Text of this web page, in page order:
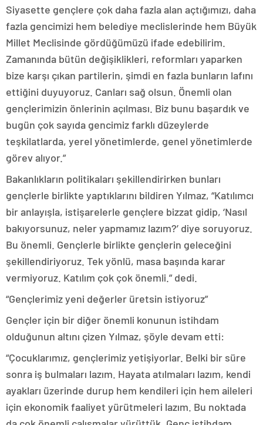
Siyasette gençlere çok daha fazla alan açtığımızı, daha
fazla gencimizi hem belediye meclislerinde hem Büyük
Millet Meclisinde gördüğümüzü ifade edebilirim.
Zamanında bütün değişiklikleri, reformları yaparken
bize karşı çıkan partilerin, şimdi en fazla bunların lafını
ettiğini duyuyoruz. Canları sağ olsun. Önemli olan
gençlerimizin önlerinin açılması. Biz bunu başardık ve
bugün çok sayıda gencimiz farklı düzeylerde
teşkilatlarda, yerel yönetimlerde, genel yönetimlerde
görev alıyor.”
Bakanlıkların politikaları şekillendirirken bunları
gençlerle birlikte yaptıklarını bildiren Yılmaz, “Katılımcı
bir anlayışla, istişarelerle gençlere bizzat gidip, ‘Nasıl
bakıyorsunuz, neler yapmamız lazım?’ diye soruyoruz.
Bu önemli. Gençlerle birlikte gençlerin geleceğini
şekillendiriyoruz. Tek yönlü, masa başında karar
vermiyoruz. Katılım çok çok önemli.” dedi.
“Gençlerimiz yeni değerler üretsin istiyoruz”
Gençler için bir diğer önemli konunun istihdam
olduğunun altını çizen Yılmaz, şöyle devam etti:
“Çocuklarımız, gençlerimiz yetişiyorlar. Belki bir süre
sonra iş bulmaları lazım. Hayata atılmaları lazım, kendi
ayakları üzerinde durup hem kendileri için hem aileleri
için ekonomik faaliyet yürütmeleri lazım. Bu noktada